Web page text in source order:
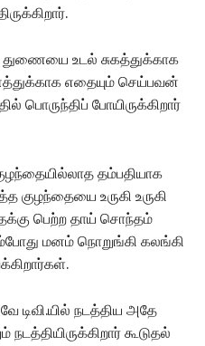
துணையை உடல் சுகத்துக்காக
எதையும் செய்பவன்
பொருந்திப் போயிருக்கிறார்
தம்பதியாக
குழந்தையை உருகி உருகி
பெற்ற தாய் சொந்தம்
மனம் நொறுங்கி கலங்கி
டிவி.யில் நடத்திய அதே
கூடுதல்